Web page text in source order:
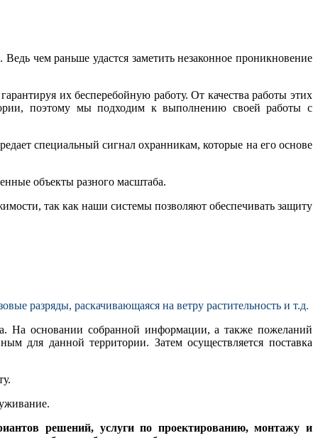
чем раньше удастся заметить незаконное проникновение
их бесперебойную работу. От качества работы этих
поэтому мы подходим к выполнению своей работы с
специальный сигнал охранникам, которые на его основе
объекты разного масштаба.
так как наши системы позволяют обеспечивать защиту
разряды, раскачивающаяся на ветру растительность и т.д.
На основании собранной информации, а также пожеланий
для данной территории. Затем осуществляется поставка
решений, услуги по проектированию, монтажу и